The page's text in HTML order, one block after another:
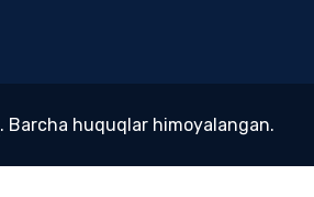
. Barcha huquqlar himoyalangan.